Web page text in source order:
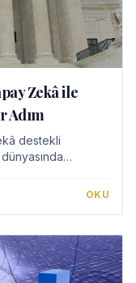
Zekâ ile
Adım
destekli
OKU